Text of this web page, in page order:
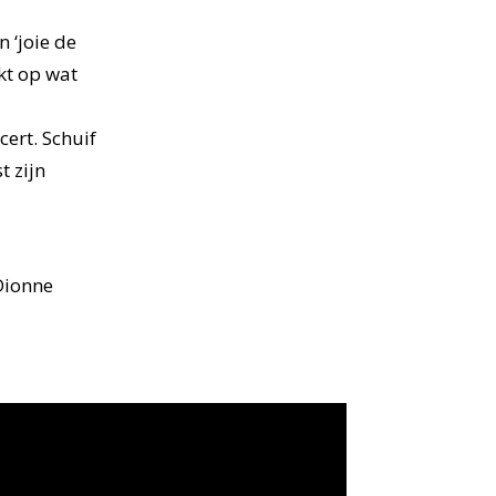
‘joie de
op wat
Schuif
zijn